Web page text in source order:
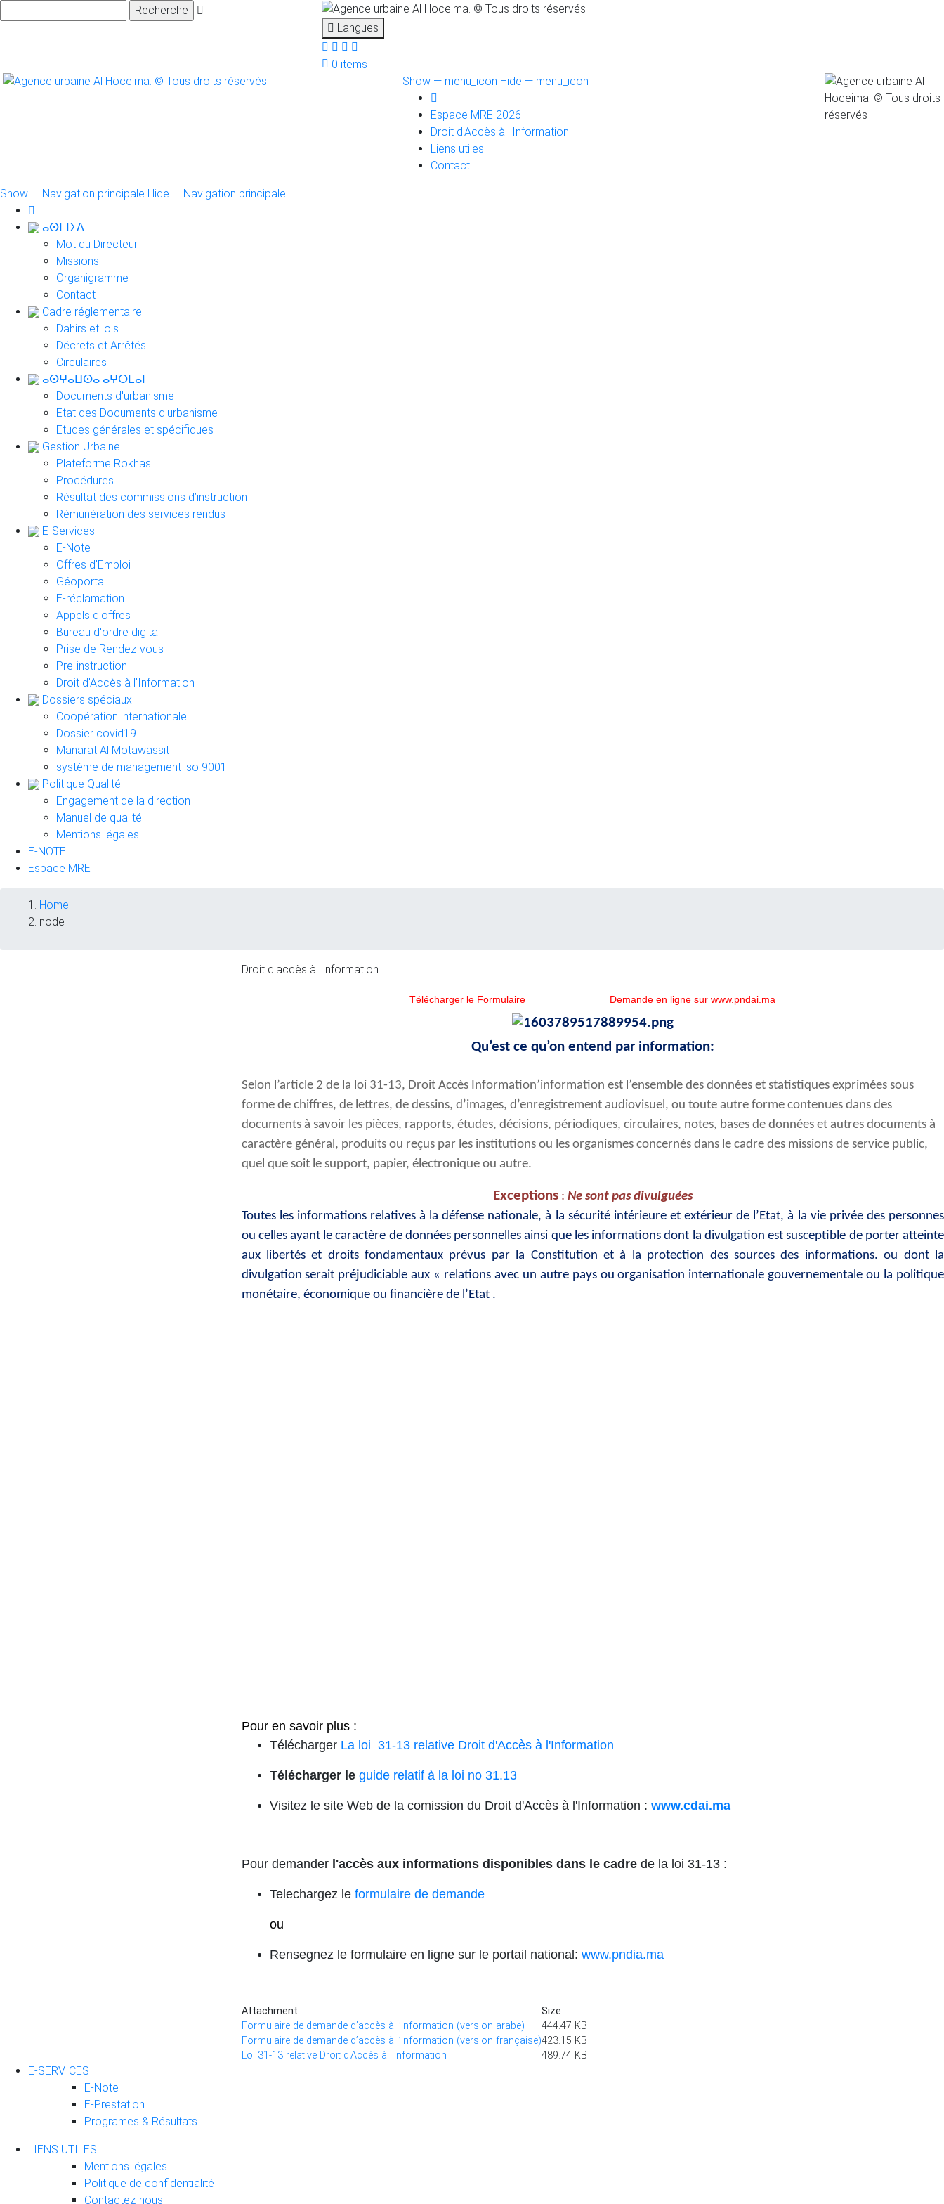
Langues
0 items
menu_icon
Show — menu_icon Hide — menu_icon
Espace MRE 2026
Droit d'Accès à l'Information
Liens utiles
Contact
Navigation
principale
Show — Navigation principale Hide — Navigation principale
ⴰⵙⵎⵏⵉⴷ
Mot du Directeur
Missions
Organigramme
Contact
Cadre réglementaire
Dahirs et lois
Décrets et Arrêtés
Circulaires
ⴰⵙⵖⴰⵡⵙⴰ ⴰⵖⵔⵎⴰⵏ
Documents d'urbanisme
Etat des Documents d'urbanisme
Etudes générales et spécifiques
Gestion Urbaine
Plateforme Rokhas
Procédures
Résultat des commissions d’instruction
Rémunération des services rendus
E-Services
E-Note
Offres d'Emploi
Géoportail
E-réclamation
Appels d'offres
Bureau d'ordre digital
Prise de Rendez-vous
Pre-instruction
Droit d'Accès à l'Information
Dossiers spéciaux
Coopération internationale
Dossier covid19
Manarat Al Motawassit
système de management iso 9001
Politique Qualité
Engagement de la direction
Manuel de qualité
Mentions légales
E-NOTE
Espace MRE
Breadcrumb
Home
node
Droit d'accès à l'information
Télécharger le Formulaire Demande en ligne sur www.pndai.ma
Qu’est ce qu’on entend par information:
Selon l’article 2 de la loi 31-13, Droit Accès Information’information est l’ensemble des données et statistiques exprimées sous
forme de chiffres, de lettres, de dessins, d’images, d’enregistrement audiovisuel, ou toute autre forme contenues dans des
documents à savoir les pièces, rapports, études, décisions, périodiques, circulaires, notes, bases de données et autres documents à
caractère général, produits ou reçus par les institutions ou les organismes concernés dans le cadre des missions de service public,
quel que soit le support, papier, électronique ou autre.
Exceptions: Ne sont pas divulguées
Toutes les informations relatives à la défense nationale, à la sécurité intérieure et extérieur de l’Etat, à la vie privée des personnes
ou celles ayant le caractère de données personnelles ainsi que les informations dont la divulgation est susceptible de porter atteinte
aux libertés et droits fondamentaux prévus par la Constitution et à la protection des sources des informations. ou dont la
divulgation serait préjudiciable aux « relations avec un autre pays ou organisation internationale gouvernementale ou la politique
monétaire, économique ou financière de l’Etat .
Pour en savoir plus :
Télécharger La loi 31-13 relative Droit d'Accès à l'Information
Télécharger le guide relatif à la loi no 31.13
Visitez le site Web de la comission du Droit d'Accès à l'Information : www.cdai.ma
Pour demander l'accès aux informations disponibles dans le cadre de la loi 31-13 :
Telechargez le formulaire de demande
ou
Rensegnez le formulaire en ligne sur le portail national: www.pndia.ma
Attachment
Size
Formulaire de demande d’accès à l’information (version arabe)
444.47 KB
Formulaire de demande d’accès à l’information (version française)423.15 KB
Loi 31-13 relative Droit d'Accès à l'Information
489.74 KB
E-SERVICES
E-Note
E-Prestation
Programes & Résultats
LIENS UTILES
Mentions légales
Politique de confidentialité
Contactez-nous